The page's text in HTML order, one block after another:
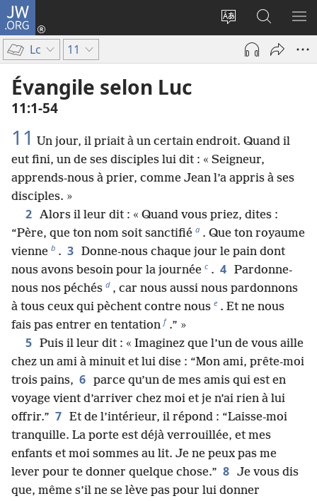
JW.ORG
Changer
langue
Se
connecter
sur
JW.ORG
Lc 11
Évangile selon Luc
11​:​1-54
11 Un jour, il priait à un certain endroit. Quand il
eut fini, un de ses disciples lui dit : « Seigneur,
apprends-nous à prier, comme Jean l’a appris à ses
disciples. »
2 Alors il leur dit : « Quand vous priez, dites :
“Père, que ton nom soit sanctifié a . Que ton royaume
vienne b . 3 Donne-nous chaque jour le pain dont
nous avons besoin pour la journée c . 4 Pardonne-
nous nos péchés d , car nous aussi nous pardonnons
à tous ceux qui pèchent contre nous e . Et ne nous
fais pas entrer en tentation f .” »
5 Puis il leur dit : « Imaginez que l’un de vous aille
chez un ami à minuit et lui dise : “Mon ami, prête-moi
trois pains, 6 parce qu’un de mes amis qui est en
voyage vient d’arriver chez moi et je n’ai rien à lui
offrir.” 7 Et de l’intérieur, il répond : “Laisse-moi
tranquille. La porte est déjà verrouillée, et mes
enfants et moi sommes au lit. Je ne peux pas me
lever pour te donner quelque chose.” 8 Je vous dis
que, même s’il ne se lève pas pour lui donner